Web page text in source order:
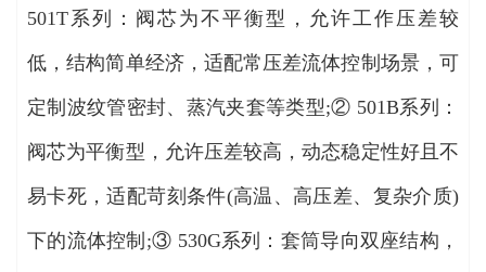
501T系列：阀芯为不平衡型，允许工作压差较
低，结构简单经济，适配常压差流体控制场景，可
定制波纹管密封、蒸汽夹套等类型;② 501B系列：
阀芯为平衡型，允许压差较高，动态稳定性好且不
易卡死，适配苛刻条件(高温、高压差、复杂介质)
下的流体控制;③ 530G系列：套筒导向双座结构，